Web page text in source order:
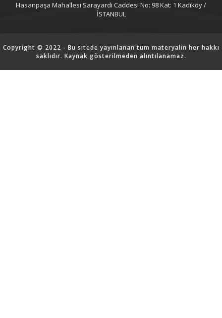
Hasanpaşa Mahallesi Sarayardi Caddesi No: 98 Kat: 1 Kadıköy /
İSTANBUL
Copyright © 2022 - Bu sitede yayınlanan tüm materyalin her hakkı
saklıdır. Kaynak gösterilmeden alıntılanamaz.